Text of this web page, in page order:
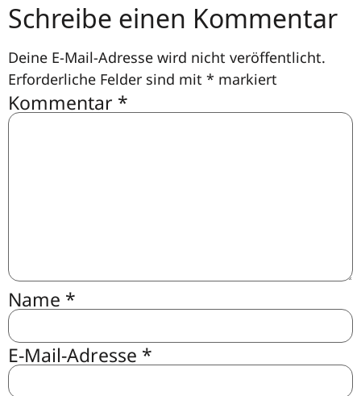
Schreibe einen Kommentar
Deine E-Mail-Adresse wird nicht veröffentlicht.
Erforderliche Felder sind mit * markiert
Kommentar *
Name *
E-Mail-Adresse *